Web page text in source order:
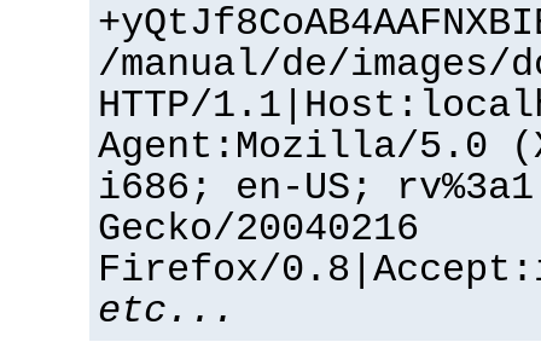
/manual/de/images/
HTTP/
Agent:Mozilla/5.0
i686; en-US;
Gecko/20040216
Firefox/
etc...